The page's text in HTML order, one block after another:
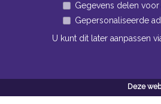
Deze
Gegevens delen voor
Gepersonaliseerde
U kunt dit later aanpassen